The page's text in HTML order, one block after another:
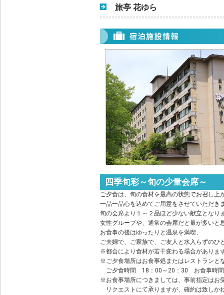
旅亭 花ゆら
四季旬彩～旬の少量会席～
ご夕食は、旬の食材を最高の状態でお召し上
一品一品心を込めてご用意をさせていただき
旬の会席より１～２品ほど少ない献立となり
女性グループや、通常の会席だと量が多いと
お食事の後はゆったりと温泉を満喫、
ご夫婦で、ご家族で、ご友人と水入らずのひ
※都合により食材が若干変わる場合がありま
※ご夕食場所はお食事処またはレストランと
ご夕食時間 18：00～20：30 お食事時間
※お食事場所につきましては、事前指定はお
リクエストにて承りますが、確約は致しか